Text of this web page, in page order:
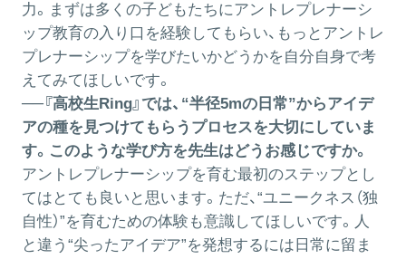
力。まずは多くの子どもたちにアントレプレナーシ
ップ教育の入り口を経験してもらい、もっとアントレ
プレナーシップを学びたいかどうかを自分自身で考
えてみてほしいです。
──『高校生Ring』では、“半径5mの日常”からアイデ
アの種を見つけてもらうプロセスを大切にしていま
す。このような学び方を先生はどうお感じですか。
アントレプレナーシップを育む最初のステップとし
てはとても良いと思います。ただ、“ユニークネス（独
自性）”を育むための体験も意識してほしいです。人
と違う“尖ったアイデア”を発想するには日常に留ま